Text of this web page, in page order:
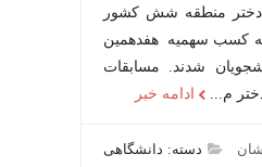
منطقه شش کشور
سهمیه هفدهمین
شدند. مسابقات
ادامه خبر
دسته: دانشگاهی